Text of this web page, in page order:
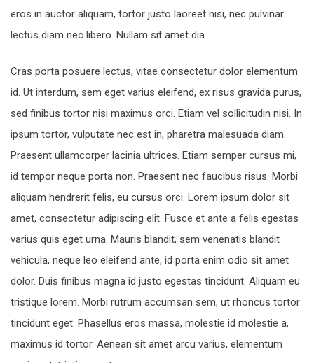
eros in auctor aliquam, tortor justo laoreet nisi, nec pulvinar
lectus diam nec libero. Nullam sit amet dia
Cras porta posuere lectus, vitae consectetur dolor elementum
id. Ut interdum, sem eget varius eleifend, ex risus gravida purus,
sed finibus tortor nisi maximus orci. Etiam vel sollicitudin nisi. In
ipsum tortor, vulputate nec est in, pharetra malesuada diam.
Praesent ullamcorper lacinia ultrices. Etiam semper cursus mi,
id tempor neque porta non. Praesent nec faucibus risus. Morbi
aliquam hendrerit felis, eu cursus orci. Lorem ipsum dolor sit
amet, consectetur adipiscing elit. Fusce et ante a felis egestas
varius quis eget urna. Mauris blandit, sem venenatis blandit
vehicula, neque leo eleifend ante, id porta enim odio sit amet
dolor. Duis finibus magna id justo egestas tincidunt. Aliquam eu
tristique lorem. Morbi rutrum accumsan sem, ut rhoncus tortor
tincidunt eget. Phasellus eros massa, molestie id molestie a,
maximus id tortor. Aenean sit amet arcu varius, elementum